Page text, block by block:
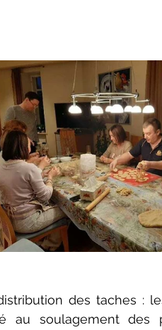
des taches :
au soulagement des